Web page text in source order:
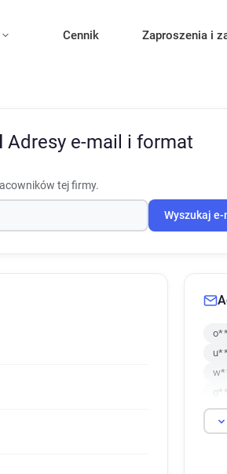
Cennik Zaproszenia i
Adresy e-mail i format
tej firmy.
Wyszukaj